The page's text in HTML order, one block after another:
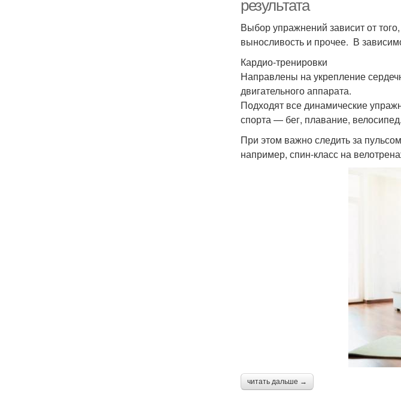
результата
Выбор упражнений зависит от
выносливость и прочее. В
Кардио-тренировки
Направлены на укрепление
двигательного аппарата.
Подходят все динамические
спорта — бег, плавание, велосипед.
При этом важно следить за
например, спин-класс на
читать дальше →